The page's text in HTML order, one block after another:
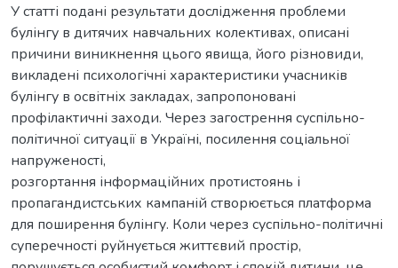
У статті подані результати дослідження проблеми
булінгу в дитячих навчальних колективах, описані
причини виникнення цього явища, його різновиди,
викладені психологічні характеристики учасників
булінгу в освітніх закладах, запропоновані
профілактичні заходи. Через загострення суспільно-
політичної ситуації в Україні, посилення соціальної
напруженості,
розгортання інформаційних протистоянь і
пропагандистських кампаній створюється платформа
для поширення булінгу. Коли через суспільно-політичні
суперечності руйнується життєвий простір,